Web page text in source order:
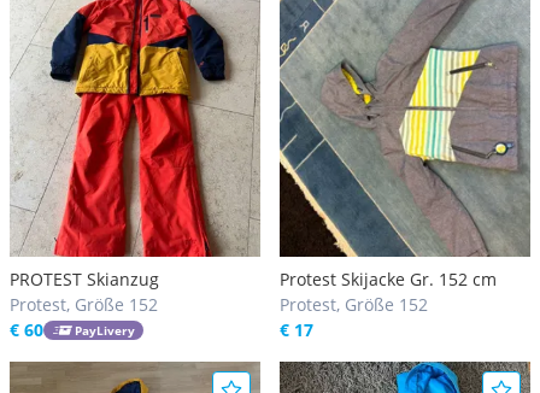
PROTEST Skianzug
Protest, Größe 152
€ 60
PayLivery
Protest Skijacke Gr. 152 cm
Protest, Größe 152
€ 17